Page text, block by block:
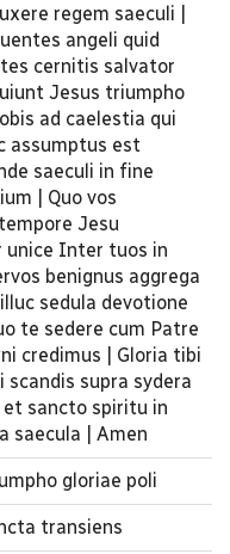
regem saeculi |
angeli quid
cernitis salvator
Jesus triumpho
ad caelestia qui
assumptus est
saeculi in fine
| Quo vos
Jesu
unice Inter tuos in
benignus aggrega
illuc sedula devotione
te sedere cum Patre
credimus | Gloria tibi
scandis supra sydera
sancto spiritu in
saecula | Amen
gloriae poli
transiens